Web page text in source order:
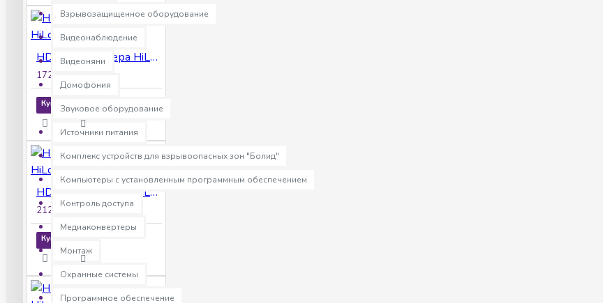
Взрывозащищенное оборудование
Видеонаблюдение
Видеоняни
Домофония
Звуковое оборудование
Источники питания
Комплекс устройств для взрывоопасных зон "Болид"
Компьютеры с установленным программным обеспечением
Контроль доступа
Медиаконвертеры
Монтаж
Охранные системы
Программное обеспечение
HD-Видеокамера HiLook THC-B120-P
1725р.
Купить
HD-Видеокамера HiLook THC-B120-PS
2128р.
Купить